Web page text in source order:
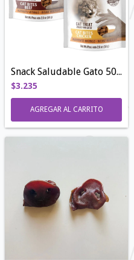
Snack Saludable Gato 50gr
$3.235
AGREGAR AL CARRITO